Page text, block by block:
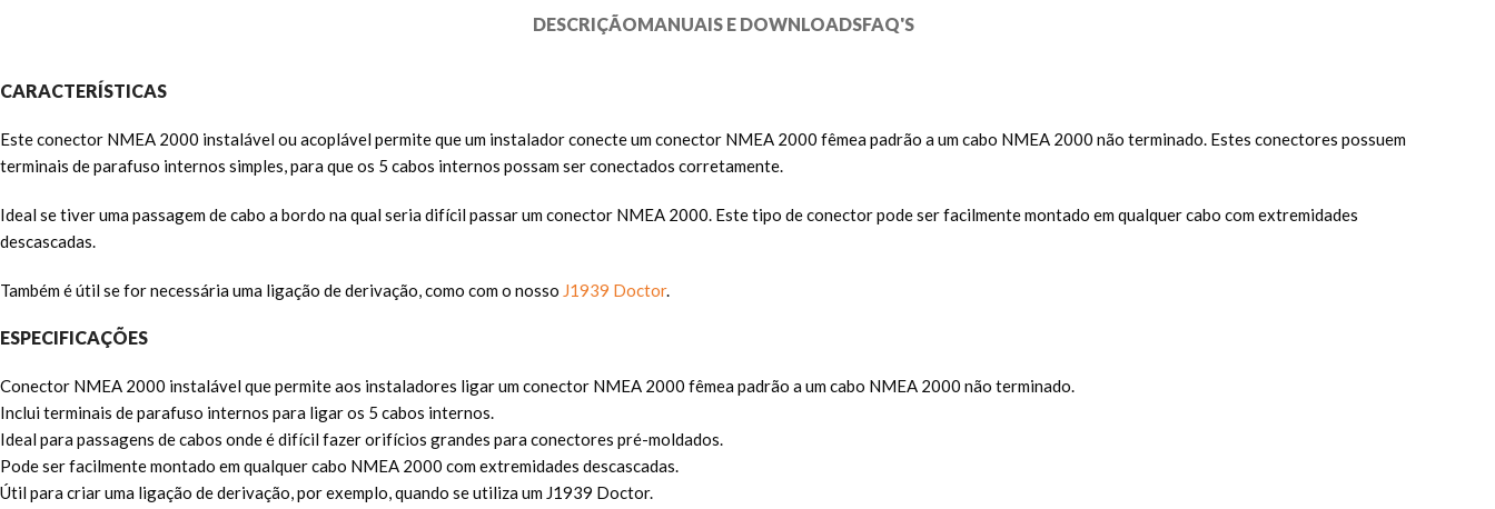
DESCRIÇÃOMANUAIS E DOWNLOADSFAQ'S
CARACTERÍSTICAS
Este conector NMEA 2000 instalável ou acoplável permite que um instalador conecte um conector NMEA 2000 fêmea padrão a um cabo NMEA 2000 não terminado. Estes conectores possuem
terminais de parafuso internos simples, para que os 5 cabos internos possam ser conectados corretamente.
Ideal se tiver uma passagem de cabo a bordo na qual seria difícil passar um conector NMEA 2000. Este tipo de conector pode ser facilmente montado em qualquer cabo com extremidades
descascadas.
Também é útil se for necessária uma ligação de derivação, como com o nosso J1939 Doctor.
ESPECIFICAÇÕES
Conector NMEA 2000 instalável que permite aos instaladores ligar um conector NMEA 2000 fêmea padrão a um cabo NMEA 2000 não terminado.
Inclui terminais de parafuso internos para ligar os 5 cabos internos.
Ideal para passagens de cabos onde é difícil fazer orifícios grandes para conectores pré-moldados.
Pode ser facilmente montado em qualquer cabo NMEA 2000 com extremidades descascadas.
Útil para criar uma ligação de derivação, por exemplo, quando se utiliza um J1939 Doctor.